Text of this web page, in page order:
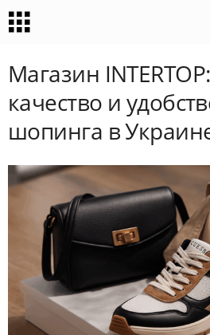
Магазин
качество и
шопинга в